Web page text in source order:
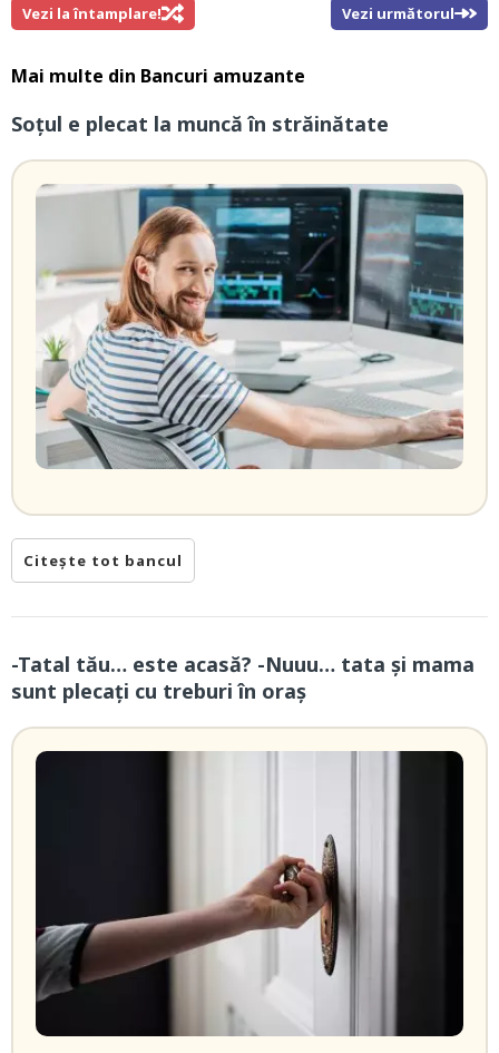
Vezi la întamplare! Vezi următorul
Mai multe din Bancuri amuzante
Soțul e plecat la muncă în străinătate
Citește tot bancul
-Tatal tău… este acasă? -Nuuu… tata și mama
sunt plecați cu treburi în oraș